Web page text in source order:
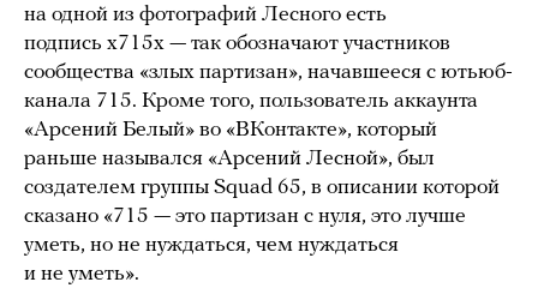
на одной из фотографий Лесного есть
подпись x715x — так обозначают участников
сообщества «злых партизан», начавшееся с ютьюб-
канала 715. Кроме того, пользователь аккаунта
«Арсений Белый» во «ВКонтакте», который
раньше назывался «Арсений Лесной», был
создателем группы Squad 65, в описании которой
сказано «715 — это партизан с нуля, это лучше
уметь, но не нуждаться, чем нуждаться
и не уметь».